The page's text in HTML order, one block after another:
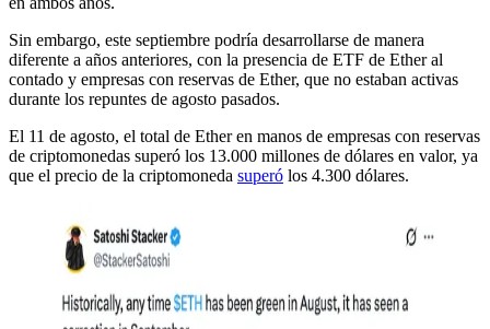
Sin embargo, este septiembre podría desarrollarse de manera
diferente a años anteriores, con la presencia de ETF de Ether al
contado y empresas con reservas de Ether, que no estaban activas
durante los repuntes de agosto pasados.
El 11 de agosto, el total de Ether en manos de empresas con reservas
de criptomonedas superó los 13.000 millones de dólares en valor, ya
que el precio de la criptomoneda superó los 4.300 dólares.